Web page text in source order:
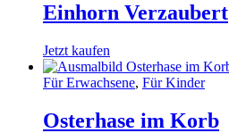
Einhorn Verzaubert
Jetzt kaufen
Für Erwachsene, Für Kinder
Osterhase im Korb